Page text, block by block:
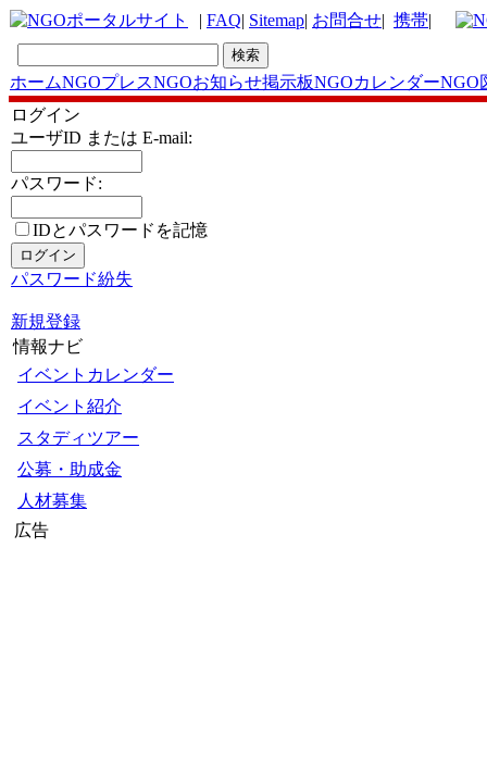
| FAQ| Sitemap| お問合せ| 携帯|
ホームNGOプレスNGOお知らせ掲示板NGOカレンダーNGO
ログイン
ユーザID または E-mail:
パスワード:
IDとパスワードを記憶
パスワード紛失
新規登録
情報ナビ
イベントカレンダー
イベント紹介
スタディツアー
公募・助成金
人材募集
広告